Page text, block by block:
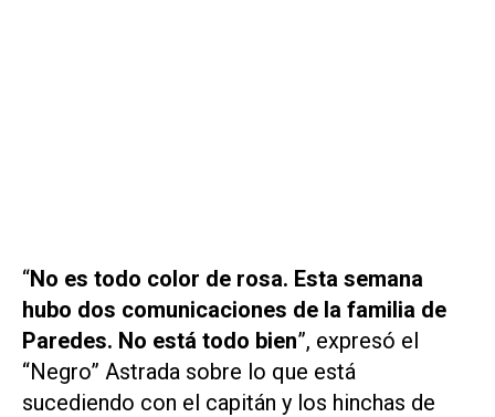
“No es todo color de rosa. Esta semana
hubo dos comunicaciones de la familia de
Paredes. No está todo bien”, expresó el
“Negro” Astrada sobre lo que está
sucediendo con el capitán y los hinchas de